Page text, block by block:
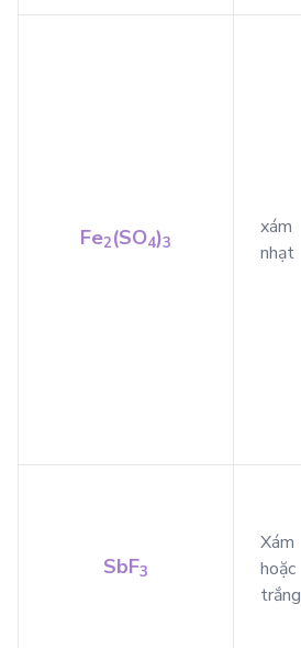
Fe2(SO4)3
xám
nhạt
SbF3
Xám
hoặc
trắng